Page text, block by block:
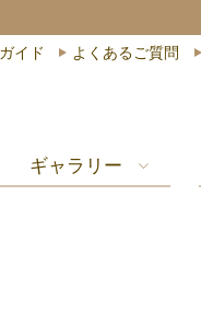
イド よくあるご質問
ギャラリー